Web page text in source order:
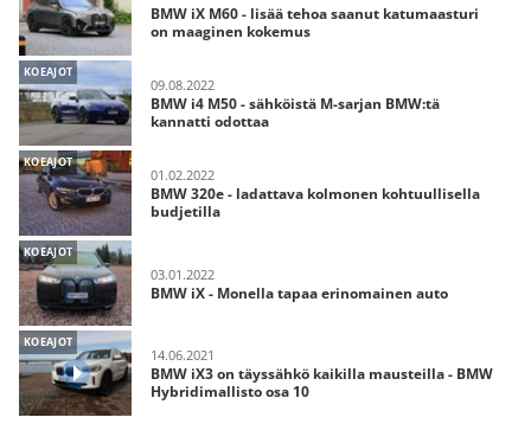
BMW iX M60 - lisää tehoa saanut katumaasturi
on maaginen kokemus
KOEAJOT
09.08.2022
BMW i4 M50 - sähköistä M-sarjan BMW:tä
kannatti odottaa
KOEAJOT
01.02.2022
BMW 320e - ladattava kolmonen kohtuullisella
budjetilla
KOEAJOT
03.01.2022
BMW iX - Monella tapaa erinomainen auto
KOEAJOT
14.06.2021
BMW iX3 on täyssähkö kaikilla mausteilla - BMW
Hybridimallisto osa 10